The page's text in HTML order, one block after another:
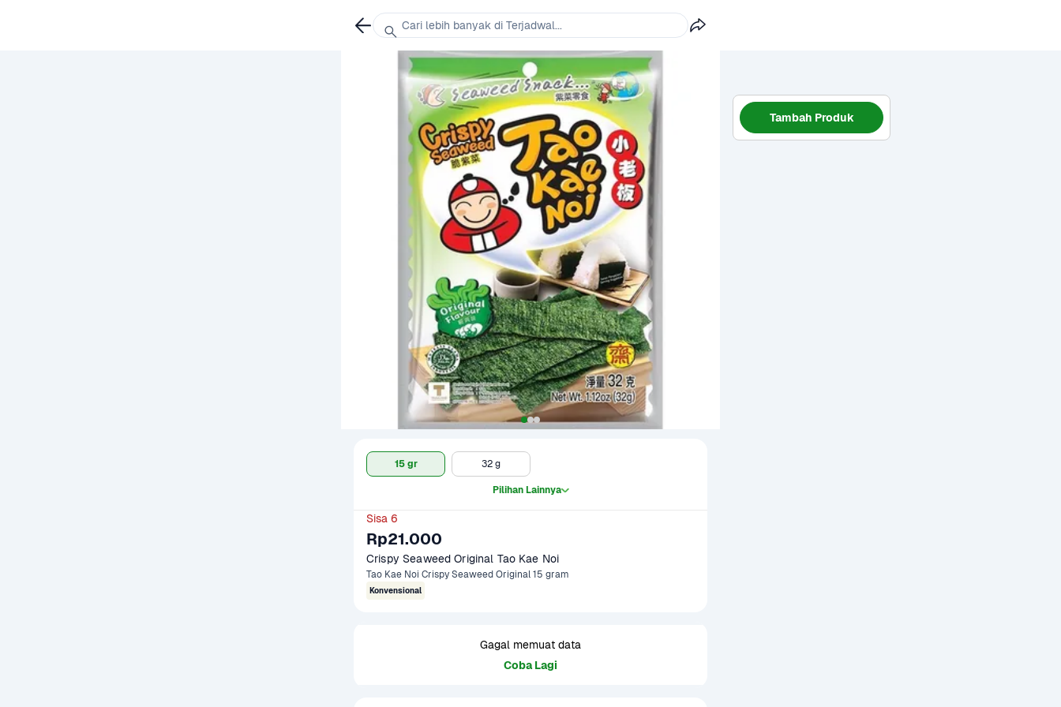
15 gr 32 g
Pilihan Lainnya
Sisa 6
Rp21.000
Crispy Seaweed Original Tao Kae Noi
Tao Kae Noi Crispy Seaweed Original 15 gram
Konvensional
Gagal memuat data
Coba Lagi
Tambah Produk
Cari lebih banyak di Terjadwal...